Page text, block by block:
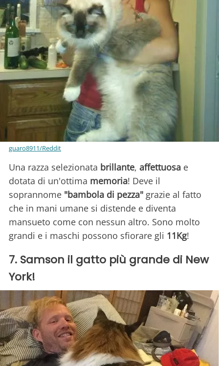
guaro8911/Reddit
Una razza selezionata brillante, affettuosa e
dotata di un'ottima memoria! Deve il
soprannome "bambola di pezza" grazie al fatto
che in mani umane si distende e diventa
mansueto come con nessun altro. Sono molto
grandi e i maschi possono sfiorare gli 11Kg!
7. Samson il gatto più grande di New
York!